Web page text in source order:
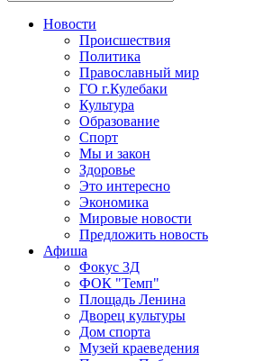
Новости
Происшествия
Политика
Православный мир
ГО г.Кулебаки
Культура
Образование
Спорт
Мы и закон
Здоровье
Это интересно
Экономика
Мировые новости
Предложить новость
Афиша
Фокус 3Д
ФОК "Темп"
Площадь Ленина
Дворец культуры
Дом спорта
Музей краеведения